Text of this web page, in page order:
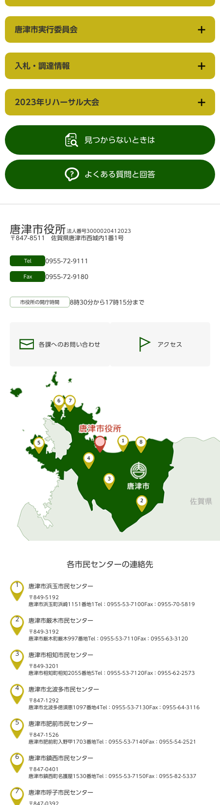
唐津市実行委員会
入札・調達情報
2023年リハーサル大会
見つからないときは
よくある質問と回答
唐津市役所 法人番号3000020412023
〒847-8511 佐賀県唐津市西城内1番1号
Tel 0955-72-9111
Fax 0955-72-9180
市役所の開庁時間 8時30分から17時15分まで
各課へのお問い合わせ アクセス
各市民センターの連絡先
1 唐津市浜玉市民センター
〒849-5192
唐津市浜玉町浜崎1151番地1 Tel：0955-53-7100 Fax：0955-70-5819
2 唐津市厳木市民センター
〒849-3192
唐津市厳木町厳木997番地Tel：0955-53-7110 Fax：0955-63-3120
3 唐津市相知市民センター
〒849-3201
唐津市相知町相知2055番地5Tel：0955-53-7120 Fax：0955-62-2573
4 唐津市北波多市民センター
〒847-1292
唐津市北波多徳須恵1097番地4Tel：0955-53-7130 Fax：0955-64-3116
5 唐津市肥前市民センター
〒847-1526
唐津市肥前町入野甲1703番地Tel：0955-53-7140 Fax：0955-54-2521
6 唐津市鎮西市民センター
〒847-0401
唐津市鎮西町名護屋1530番地Tel：0955-53-7150 Fax：0955-82-5337
7 唐津市呼子市民センター
〒847-0392